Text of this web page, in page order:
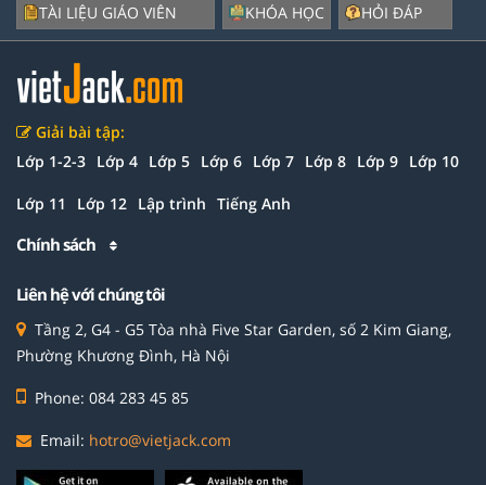
TÀI LIỆU GIÁO VIÊN
KHÓA HỌC
HỎI ĐÁP
Giải bài tập:
Lớp 1-2-3 Lớp 4 Lớp 5 Lớp 6 Lớp 7 Lớp 8 Lớp 9 Lớp 10
Lớp 11 Lớp 12 Lập trình Tiếng Anh
Chính sách
Liên hệ với chúng tôi
Tầng 2, G4 - G5 Tòa nhà Five Star Garden, số 2 Kim Giang,
Phường Khương Đình, Hà Nội
Phone: 084 283 45 85
Email: hotro@vietjack.com